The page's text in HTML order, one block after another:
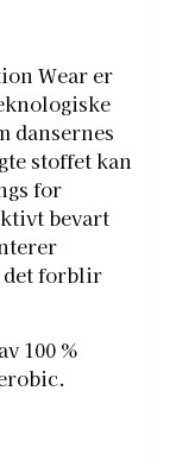
Wear er
dansernes
stoffet kan
for
bevart
det forblir
100 %